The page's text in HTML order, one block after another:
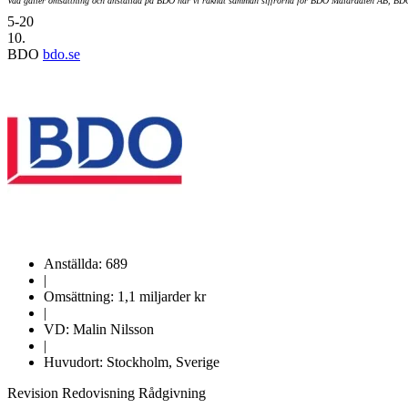
5-20
10.
BDO bdo.se
Anställda: 689
Omsättning: 1,1 miljarder kr
VD: Malin Nilsson
Huvudort: Stockholm, Sverige
Revision Redovisning Rådgivning